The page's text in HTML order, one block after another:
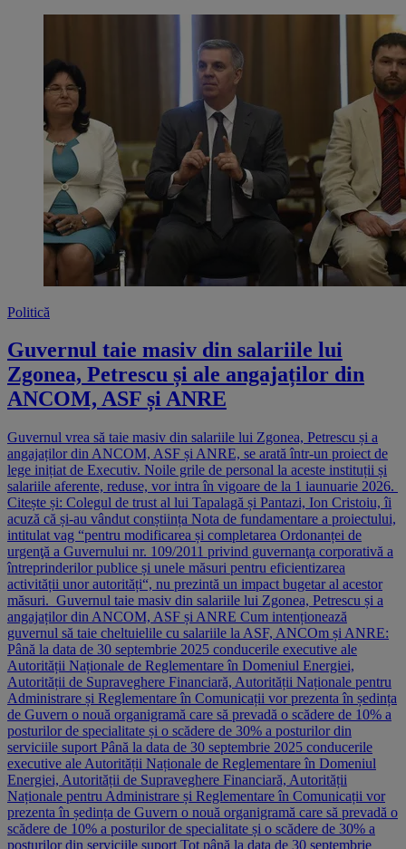
Politică
Guvernul taie masiv din salariile lui
Zgonea, Petrescu și ale angajaților din
ANCOM, ASF și ANRE
Guvernul vrea să taie masiv din salariile lui Zgonea, Petrescu și a
angajaților din ANCOM, ASF și ANRE, se arată într-un proiect de
lege inițiat de Executiv. Noile grile de personal la aceste instituții și
salariile aferente, reduse, vor intra în vigoare de la 1 iaunuarie 2026.
Citește și: Colegul de trust al lui Tapalagă și Pantazi, Ion Cristoiu, îi
acuză că și-au vândut conștiința Nota de fundamentare a proiectului,
intitulat vag “pentru modificarea și completarea Ordonanței de
urgenţă a Guvernului nr. 109/2011 privind guvernanţa corporativă a
întreprinderilor publice și unele măsuri pentru eficientizarea
activității unor autorități“, nu prezintă un impact bugetar al acestor
măsuri. Guvernul taie masiv din salariile lui Zgonea, Petrescu și a
angajaților din ANCOM, ASF și ANRE Cum intenționează
guvernul să taie cheltuielile cu salariile la ASF, ANCOm și ANRE:
Până la data de 30 septembrie 2025 conducerile executive ale
Autorității Naționale de Reglementare în Domeniul Energiei,
Autorității de Supraveghere Financiară, Autorității Naționale pentru
Administrare și Reglementare în Comunicații vor prezenta în ședința
de Guvern o nouă organigramă care să prevadă o scădere de 10% a
posturilor de specialitate și o scădere de 30% a posturilor din
serviciile suport Până la data de 30 septembrie 2025 conducerile
executive ale Autorității Naționale de Reglementare în Domeniul
Energiei, Autorității de Supraveghere Financiară, Autorității
Naționale pentru Administrare și Reglementare în Comunicații vor
prezenta în ședința de Guvern o nouă organigramă care să prevadă o
scădere de 10% a posturilor de specialitate și o scădere de 30% a
posturilor din serviciile suport Tot până la data de 30 septembrie